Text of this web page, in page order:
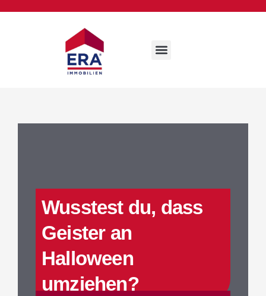
Wusstest du, dass
Geister an
Halloween
umziehen?